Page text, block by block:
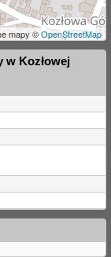
mapy ©OpenStreetMap
w Kozłowej